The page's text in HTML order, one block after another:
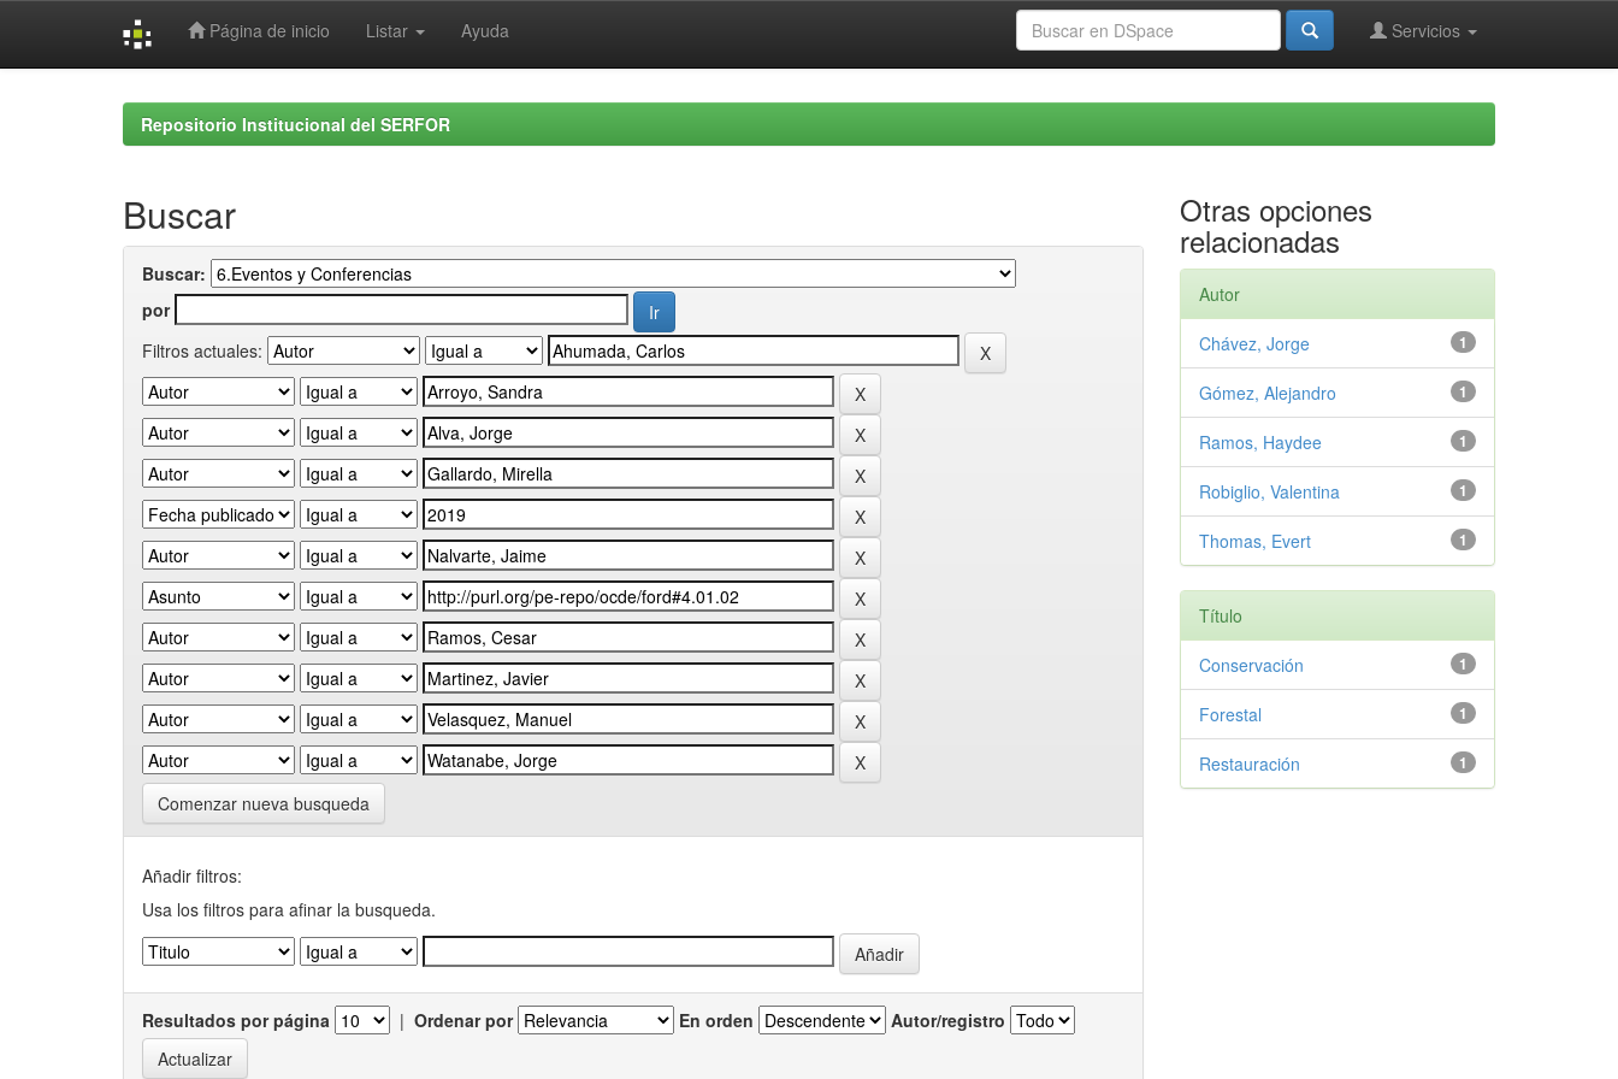
Página de inicio Listar Ayuda Servicios
Repositorio Institucional del SERFOR
Buscar
Buscar:
por
Filtros actuales:
Comenzar nueva busqueda
Añadir filtros:
Usa los filtros para afinar la busqueda.
Resultados por página | Ordenar por En orden Autor/registro
Otras opciones
relacionadas
Autor
1
Chávez, Jorge
1
Gómez, Alejandro
1
Ramos, Haydee
1
Robiglio, Valentina
1
Thomas, Evert
Título
1
Conservación
1
Forestal
1
Restauración